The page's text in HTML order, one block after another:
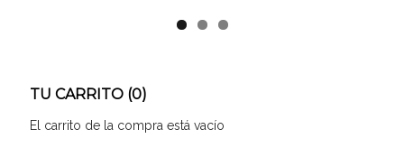
TU CARRITO (0)
El carrito de la compra está vacío